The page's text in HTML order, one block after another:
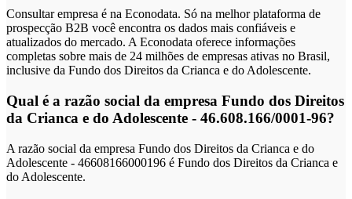
Consultar empresa é na Econodata. Só na melhor plataforma de
prospecção B2B você encontra os dados mais confiáveis e
atualizados do mercado. A Econodata oferece informações
completas sobre mais de 24 milhões de empresas ativas no Brasil,
inclusive da Fundo dos Direitos da Crianca e do Adolescente.
Qual é a razão social da empresa Fundo dos Direitos
da Crianca e do Adolescente - 46.608.166/0001-96?
A razão social da empresa Fundo dos Direitos da Crianca e do
Adolescente - 46608166000196 é Fundo dos Direitos da Crianca e
do Adolescente.